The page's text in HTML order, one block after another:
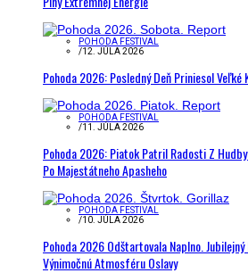
POHODA FESTIVAL
/12. JÚLA 2026
Pohoda 2026: Posledný Deň Priniesol Veľké
POHODA FESTIVAL
/11. JÚLA 2026
Pohoda 2026: Piatok Patril Radosti Z
Po Majestátneho Apasheho
POHODA FESTIVAL
/10. JÚLA 2026
Pohoda 2026 Odštartovala Naplno.
Výnimočnú Atmosféru Oslavy